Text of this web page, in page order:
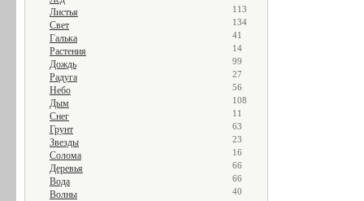
Листья 113
Свет 134
Галька 41
Растения 14
Дождь 99
Радуга 27
Небо 56
Дым 108
Снег 11
Грунт 63
Звезды 23
Солома 16
Деревья 66
Вода 66
Волны 40